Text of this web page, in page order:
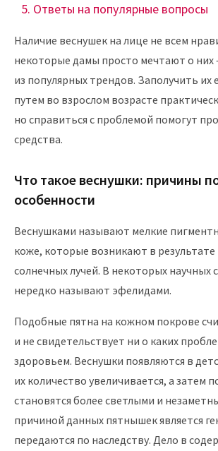
Ответы на популярные вопросы
Наличие веснушек на лице не всем
некоторые дамы просто мечтают о них
из популярных трендов. Заполучить их
путем во взрослом возрасте
но справиться с проблемой помогут
средства.
Что такое веснушки: причины
особенности
Веснушками называют мелкие
коже, которые возникают в результате
солнечных лучей. В некоторых научных
нередко называют эфелидами.
Подобные пятна на кожном покрове
и не свидетельствует ни о каких
здоровьем. Веснушки появляются в
их количество увеличивается, а затем
становятся более светлыми и
причиной данных пятнышек является
передаются по наследству. Дело в